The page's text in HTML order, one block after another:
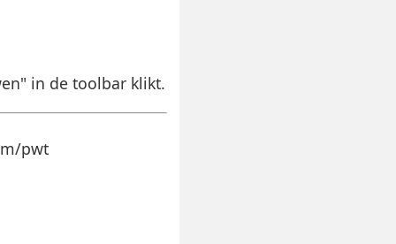
in de toolbar klikt.
pwt